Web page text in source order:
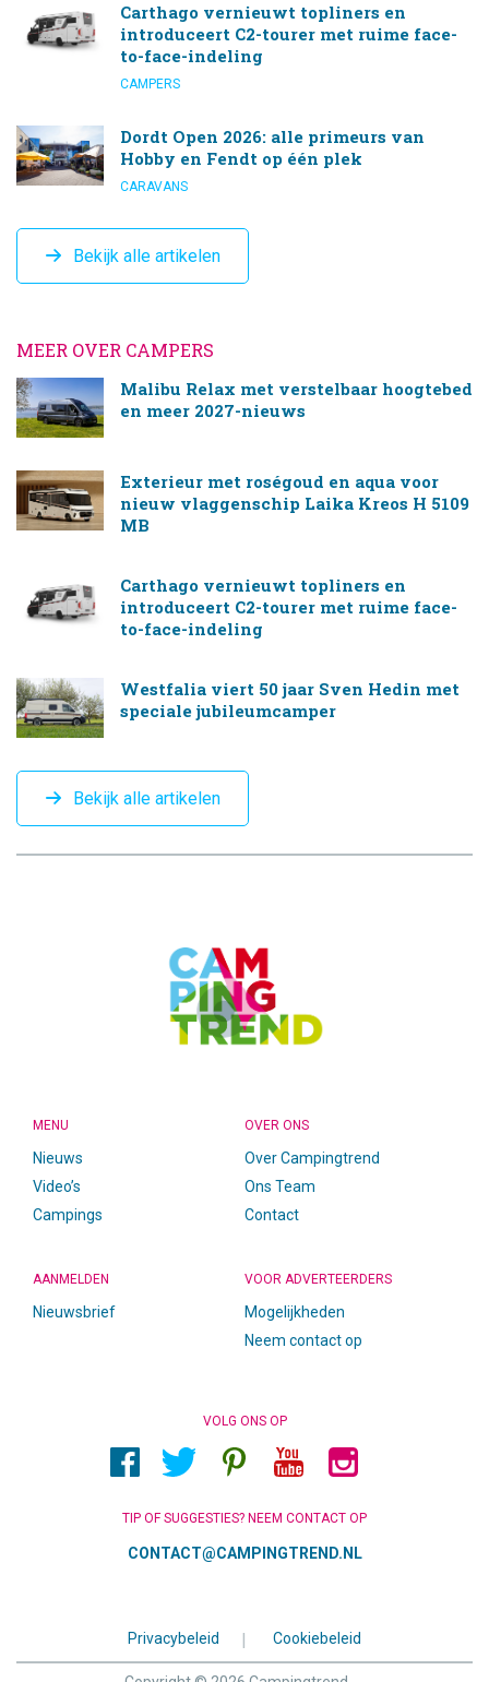
Carthago vernieuwt topliners en
introduceert C2-tourer met ruime face-
to-face-indeling
CAMPERS
Dordt Open 2026: alle primeurs van
Hobby en Fendt op één plek
CARAVANS
Bekijk alle artikelen
MEER OVER CAMPERS
Malibu Relax met verstelbaar hoogtebed
en meer 2027-nieuws
Exterieur met roségoud en aqua voor
nieuw vlaggenschip Laika Kreos H 5109
MB
Carthago vernieuwt topliners en
introduceert C2-tourer met ruime face-
to-face-indeling
Westfalia viert 50 jaar Sven Hedin met
speciale jubileumcamper
Bekijk alle artikelen
MENU
Nieuws
Video’s
Campings
OVER ONS
Over Campingtrend
Ons Team
Contact
AANMELDEN
Nieuwsbrief
VOOR ADVERTEERDERS
Mogelijkheden
Neem contact op
VOLG ONS OP
TIP OF SUGGESTIES? NEEM CONTACT OP
CONTACT@CAMPINGTREND.NL
Privacybeleid | Cookiebeleid